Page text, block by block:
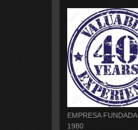
EMPRESA
1980